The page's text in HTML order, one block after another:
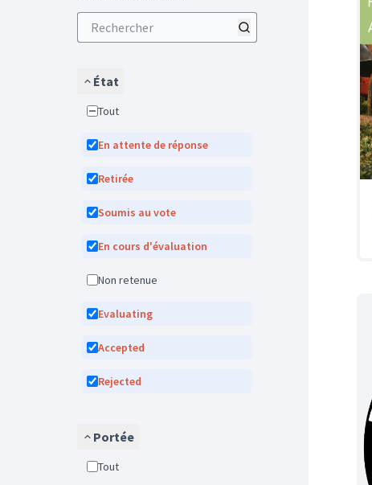
État
Tout
En attente de réponse
Retirée
Soumis au vote
En cours d'évaluation
Non retenue
Evaluating
Accepted
Rejected
Portée
Tout